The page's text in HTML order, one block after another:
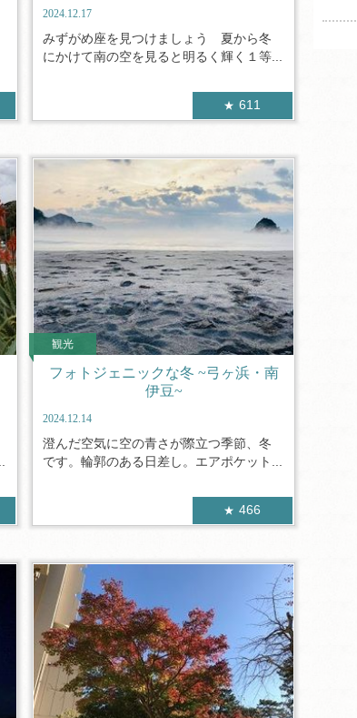
2024.12.17
みずがめ座を見つけましょう 夏から冬
にかけて南の空を見ると明るく輝く１等...
611
観光
フォトジェニックな冬 ~弓ヶ浜・南
伊豆~
2024.12.14
澄んだ空気に空の青さが際立つ季節、冬
です。輪郭のある日差し。エアポケット...
466